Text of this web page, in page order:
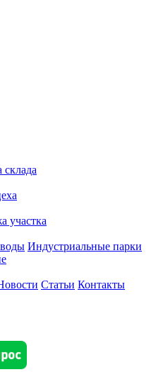
участка
Индустриальные парки
Статьи Контакты